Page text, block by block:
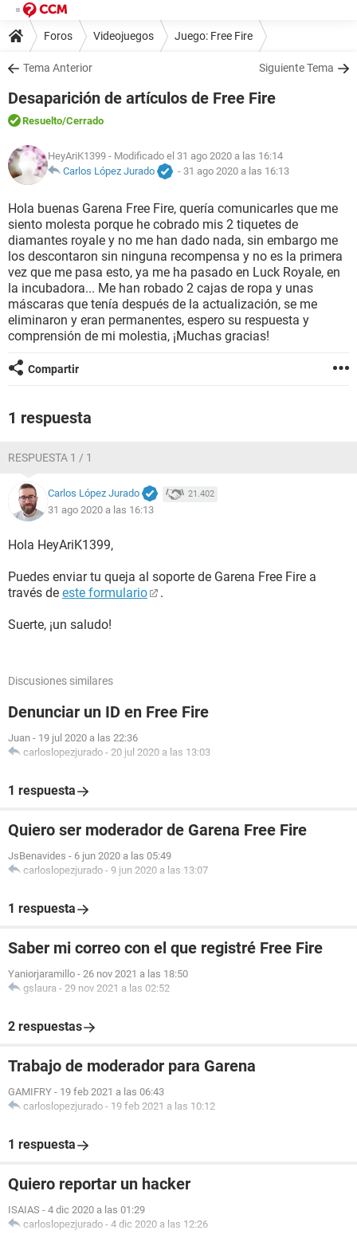
Foros Videojuegos Juego: Free Fire
Tema Anterior Siguiente Tema
Desaparición de artículos de Free Fire
Resuelto/Cerrado
HeyAriK1399 - Modificado el 31 ago 2020 a las 16:14
Carlos López Jurado
- 31 ago 2020 a las 16:13
Hola buenas Garena Free Fire, quería comunicarles que me
siento molesta porque he cobrado mis 2 tiquetes de
diamantes royale y no me han dado nada, sin embargo me
los descontaron sin ninguna recompensa y no es la primera
vez que me pasa esto, ya me ha pasado en Luck Royale, en
la incubadora... Me han robado 2 cajas de ropa y unas
máscaras que tenía después de la actualización, se me
eliminaron y eran permanentes, espero su respuesta y
comprensión de mi molestia, ¡Muchas gracias!
Compartir
1 respuesta
RESPUESTA 1 / 1
Carlos López Jurado 21.402
31 ago 2020 a las 16:13
Hola HeyAriK1399,
Puedes enviar tu queja al soporte de Garena Free Fire a
través de este formulario .
Suerte, ¡un saludo!
Discusiones similares
Denunciar un ID en Free Fire
Juan - 19 jul 2020 a las 22:36
carloslopezjurado - 20 jul 2020 a las 13:03
1 respuesta
Quiero ser moderador de Garena Free Fire
JsBenavides - 6 jun 2020 a las 05:49
carloslopezjurado - 9 jun 2020 a las 13:07
1 respuesta
Saber mi correo con el que registré Free Fire
Yaniorjaramillo - 26 nov 2021 a las 18:50
gslaura - 29 nov 2021 a las 02:52
2 respuestas
Trabajo de moderador para Garena
GAMIFRY - 19 feb 2021 a las 06:43
carloslopezjurado - 19 feb 2021 a las 10:12
1 respuesta
Quiero reportar un hacker
ISAIAS - 4 dic 2020 a las 01:29
carloslopezjurado - 4 dic 2020 a las 12:26